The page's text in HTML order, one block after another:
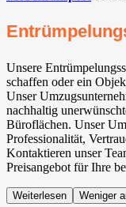
Unsere
schaffen oder ein
Unser
nachhaltig
Büroflächen. Unser
Professionalität,
Kontaktieren unser
Preisangebot für Ihre
Weiterlesen Weniger